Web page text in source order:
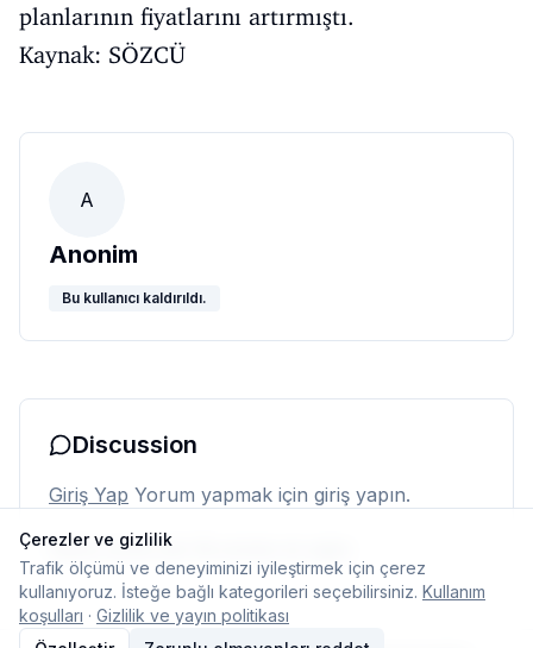
planlarının fiyatlarını artırmıştı.
Kaynak: SÖZCÜ
A
Anonim
Bu kullanıcı kaldırıldı.
Discussion
Giriş Yap Yorum yapmak için giriş yapın.
Henüz yorum yok. İlk yorumu siz yapın.
Çerezler ve gizlilik
Trafik ölçümü ve deneyiminizi iyileştirmek için çerez
kullanıyoruz. İsteğe bağlı kategorileri seçebilirsiniz. Kullanım
koşulları · Gizlilik ve yayın politikası